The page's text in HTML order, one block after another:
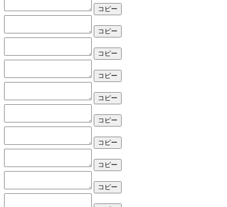
コピー
コピー
コピー
コピー
コピー
コピー
コピー
コピー
コピー